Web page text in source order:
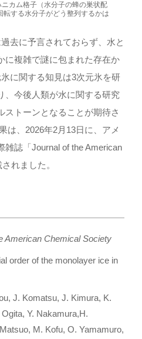
カム格子（水分子の蜂の巣状配
する水分子がどう整列するかは
去に予言されておらず、水と
に複雑で謎に包まれた存在か
に関する知見は3次元氷を研
、今後人類が水に関する研究
ストーンとなることが期待さ
は、2026年2月13日に、アメ
雑誌「Journal of the American
れました。
American Chemical Society
order of the monolayer ice in
J. Komatsu, J. Kimura, K.
Y. Nakamura,H.
M. Kofu, O. Yamamuro,